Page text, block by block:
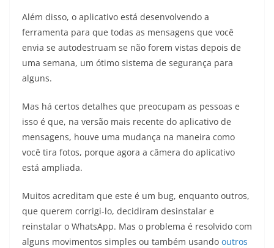
Além disso, o aplicativo está desenvolvendo a
ferramenta para que todas as mensagens que você
envia se autodestruam se não forem vistas depois de
uma semana, um ótimo sistema de segurança para
alguns.
Mas há certos detalhes que preocupam as pessoas e
isso é que, na versão mais recente do aplicativo de
mensagens, houve uma mudança na maneira como
você tira fotos, porque agora a câmera do aplicativo
está ampliada.
Muitos acreditam que este é um bug, enquanto outros,
que querem corrigi-lo, decidiram desinstalar e
reinstalar o WhatsApp. Mas o problema é resolvido com
alguns movimentos simples ou também usando outros